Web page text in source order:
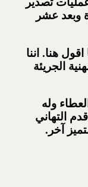
وبعد عشر
هنا. اننا
الجريئة
وله
التهاني
آخر.